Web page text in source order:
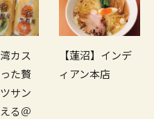
カス
た贅
サン
る＠
【蓮沼】インデ
ィアン本店